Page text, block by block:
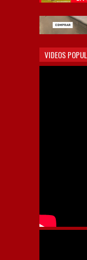
VIDEOS